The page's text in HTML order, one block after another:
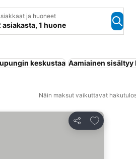
ja huoneet
asiakasta, 1 huone
keskustaa Aamiainen sisältyy
Näin maksut vaikuttavat
Jaa
Lisää